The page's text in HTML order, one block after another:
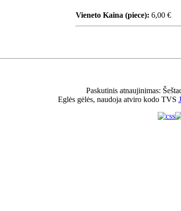
Vieneto Kaina (piece): 6,00 €
Paskutinis atnaujinimas:
Eglės gėlės, naudoja atviro kodo TVS